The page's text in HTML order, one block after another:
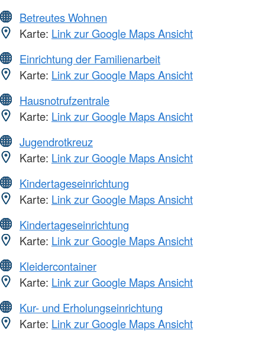
Betreutes Wohnen
Karte: Link zur Google Maps Ansicht
Einrichtung der Familienarbeit
Karte: Link zur Google Maps Ansicht
Hausnotrufzentrale
Karte: Link zur Google Maps Ansicht
Jugendrotkreuz
Karte: Link zur Google Maps Ansicht
Kindertageseinrichtung
Karte: Link zur Google Maps Ansicht
Kindertageseinrichtung
Karte: Link zur Google Maps Ansicht
Kleidercontainer
Karte: Link zur Google Maps Ansicht
Kur- und Erholungseinrichtung
Karte: Link zur Google Maps Ansicht